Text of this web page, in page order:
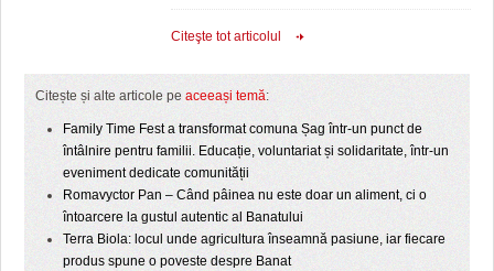
Citeşte tot articolul
Citește și alte articole pe aceeași temă:
Family Time Fest a transformat comuna Șag într-un punct de
întâlnire pentru familii. Educație, voluntariat și solidaritate, într-un
eveniment dedicate comunității
Romavyctor Pan – Când pâinea nu este doar un aliment, ci o
întoarcere la gustul autentic al Banatului
Terra Biola: locul unde agricultura înseamnă pasiune, iar fiecare
produs spune o poveste despre Banat